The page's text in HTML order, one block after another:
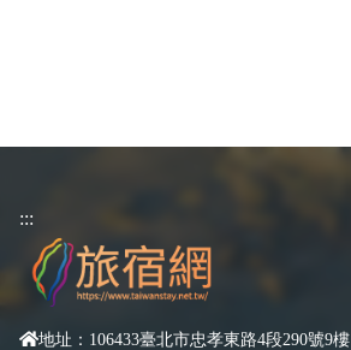
:::
地址：106433臺北市忠孝東路4段290號9樓